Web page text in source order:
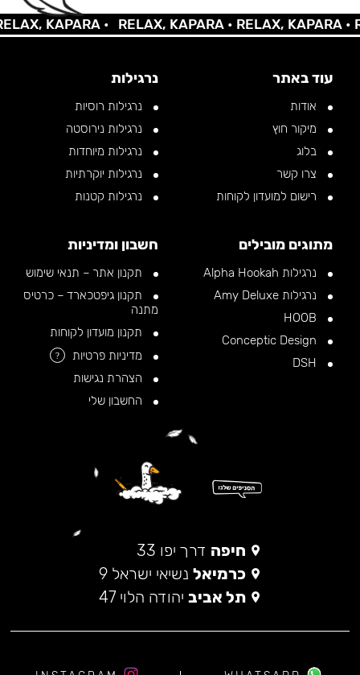
KAPARA • RELAX, KAPARA •RELAX, KAPARA •
עוד באתר
אודות
מיקור חוץ
בלוג
צרו קשר
רישום למועדון לקוחות
נרגילות
נרגילות רוסיות
נרגילות נירוסטה
נרגילות מיוחדות
נרגילות יוקרתיות
נרגילות קטנות
מתוגים מובילים
נרגילות Alpha Hookah
נרגילות Amy Deluxe
חשבון ומדיניות
תקנון אתר – תנאי שימוש
תקנון גיפטכארד – כרטיס
מתנה
תקנון מועדון לקוחות
מדיניות פרטיות
?
הצהרת נגישות
החשבון שלי
חיפה דרך יפו 33
כרמיאל נשיאי ישראל 9
תל אביב יהודה הלוי 47